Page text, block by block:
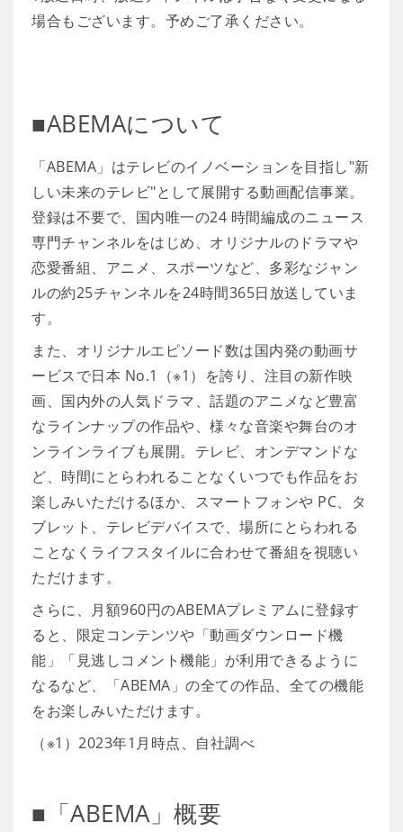
場合もございます。予めご了承ください。
■ABEMAについて
「ABEMA」はテレビのイノベーションを目指し"新
しい未来のテレビ"として展開する動画配信事業。
登録は不要で、国内唯一の24 時間編成のニュース
専門チャンネルをはじめ、オリジナルのドラマや
恋愛番組、アニメ、スポーツなど、多彩なジャン
ルの約25チャンネルを24時間365日放送していま
す。
また、オリジナルエピソード数は国内発の動画サ
ービスで日本 No.1（※1）を誇り、注目の新作映
画、国内外の人気ドラマ、話題のアニメなど豊富
なラインナップの作品や、様々な音楽や舞台のオ
ンラインライブも展開。テレビ、オンデマンドな
ど、時間にとらわれることなくいつでも作品をお
楽しみいただけるほか、スマートフォンや PC、タ
ブレット、テレビデバイスで、場所にとらわれる
ことなくライフスタイルに合わせて番組を視聴い
ただけます。
さらに、月額960円のABEMAプレミアムに登録す
ると、限定コンテンツや「動画ダウンロード機
能」「見逃しコメント機能」が利用できるように
なるなど、「ABEMA」の全ての作品、全ての機能
をお楽しみいただけます。
（※1）2023年1月時点、自社調べ
■「ABEMA」概要